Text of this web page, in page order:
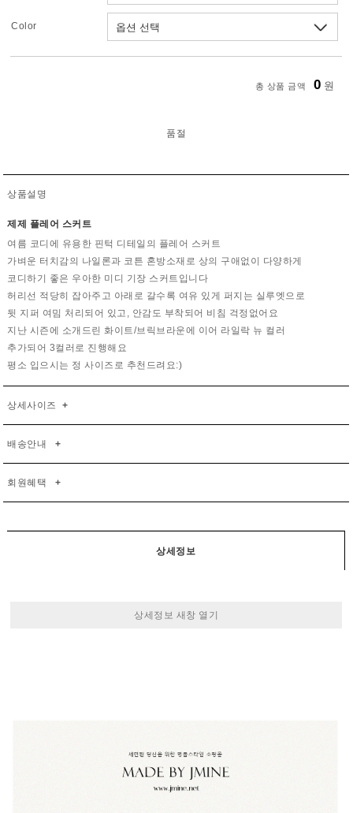
Color
총 상품 금액 0 원
품절
상품설명
제제 플레어 스커트
여름 코디에 유용한 핀턱 디테일의 플레어 스커트
가벼운 터치감의 나일론과 코튼 혼방소재로 상의 구애없이 다양하게
코디하기 좋은 우아한 미디 기장 스커트입니다
허리선 적당히 잡아주고 아래로 갈수록 여유 있게 퍼지는 실루엣으로
뒷 지퍼 여밈 처리되어 있고, 안감도 부착되어 비침 걱정없어요
지난 시즌에 소개드린 화이트/브릭브라운에 이어 라일락 뉴 컬러
추가되어 3컬러로 진행해요
평소 입으시는 정 사이즈로 추천드려요:)
상세사이즈 +
배송안내 +
회원혜택 +
상세정보
상세정보 새창 열기